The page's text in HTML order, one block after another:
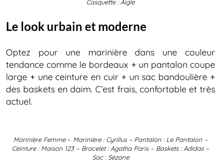
Casquette : Aigle
Le look urbain et moderne
Optez pour une marinière dans une couleur
tendance comme le bordeaux + un pantalon coupe
large + une ceinture en cuir + un sac bandoulière +
des baskets en daim. C’est frais, confortable et très
actuel.
Marinière Femme– Marinière : Cyrillus – Pantalon : Le Pantalon –
Ceinture : Maison 123 – Bracelet : Agatha Paris – Baskets : Adidas –
Sac : Sézane